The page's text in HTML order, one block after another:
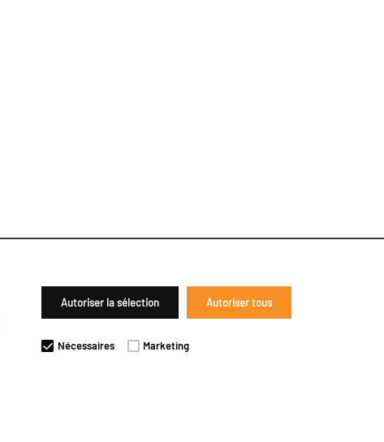
Autoriser la sélection Autoriser tous
Nécessaires Marketing